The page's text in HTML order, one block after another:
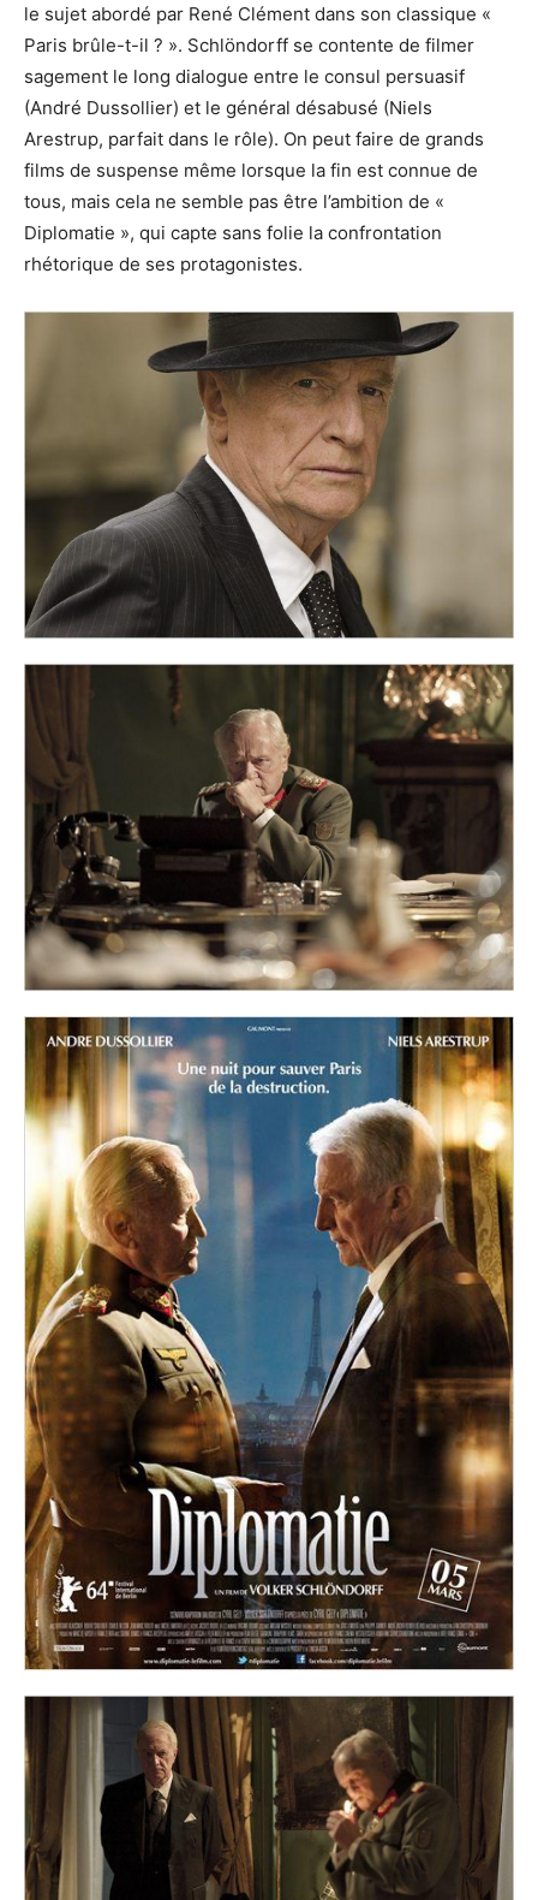
le sujet abordé par René Clément dans son classique «
Paris brûle-t-il ? ». Schlöndorff se contente de filmer
sagement le long dialogue entre le consul persuasif
(André Dussollier) et le général désabusé (Niels
Arestrup, parfait dans le rôle). On peut faire de grands
films de suspense même lorsque la fin est connue de
tous, mais cela ne semble pas être l’ambition de «
Diplomatie », qui capte sans folie la confrontation
rhétorique de ses protagonistes.